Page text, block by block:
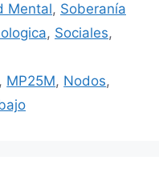
Mental, Soberanía
, Sociales,
, MP25M, Nodos,